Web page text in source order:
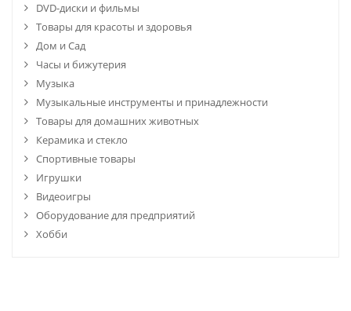
DVD-диски и фильмы
Товары для красоты и здоровья
Дом и Сад
Часы и бижутерия
Музыка
Музыкальные инструменты и принадлежности
Товары для домашних животных
Керамика и стекло
Спортивные товары
Игрушки
Видеоигры
Оборудование для предприятий
Хобби